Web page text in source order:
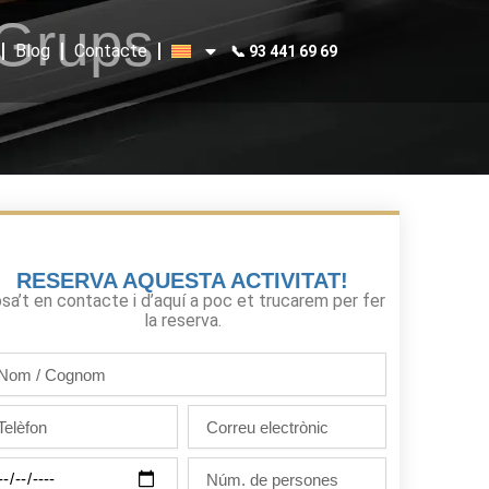
Blog Contacte 📞 93 441 69 69
RESERVA AQUESTA ACTIVITAT!
en contacte i d’aquí a poc et trucarem per fer
la reserva.
electrònic